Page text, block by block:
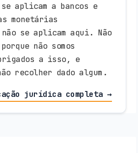
aplicam a bancos e
monetárias
não se aplicam aqui. Não
não somos
a isso, e
recolher dado algum.
jurídica completa →